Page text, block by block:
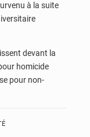
à la suite
devant la
homicide
pour non-